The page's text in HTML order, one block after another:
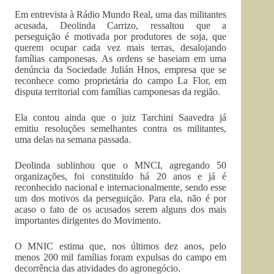
Em entrevista à Rádio Mundo Real, uma das militantes
acusada, Deolinda Carrizo, ressaltou que a
perseguição é motivada por produtores de soja, que
querem ocupar cada vez mais terras, desalojando
famílias camponesas. As ordens se baseiam em uma
denúncia da Sociedade Julián Hnos, empresa que se
reconhece como proprietária do campo La Flor, em
disputa territorial com famílias camponesas da região.
Ela contou ainda que o juiz Tarchini Saavedra já
emitiu resoluções semelhantes contra os militantes,
uma delas na semana passada.
Deolinda sublinhou que o MNCI, agregando 50
organizações, foi constituído há 20 anos e já é
reconhecido nacional e internacionalmente, sendo esse
um dos motivos da perseguição. Para ela, não é por
acaso o fato de os acusados serem alguns dos mais
importantes dirigentes do Movimento.
O MNIC estima que, nos últimos dez anos, pelo
menos 200 mil famílias foram expulsas do campo em
decorrência das atividades do agronegócio.